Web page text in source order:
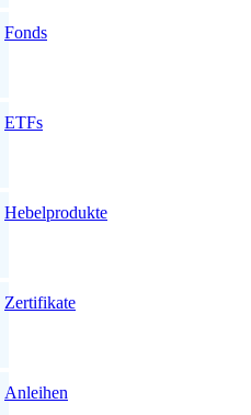
Fonds
ETFs
Hebelprodukte
Zertifikate
Anleihen